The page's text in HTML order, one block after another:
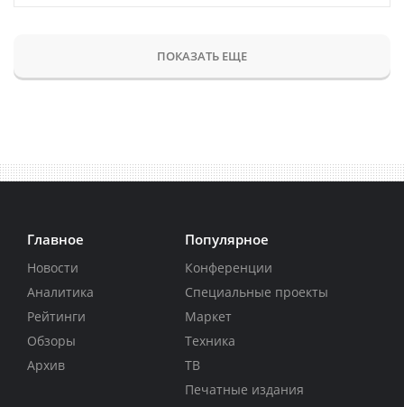
ПОКАЗАТЬ ЕЩЕ
Главное
Новости
Аналитика
Рейтинги
Обзоры
Архив
Популярное
Конференции
Специальные проекты
Маркет
Техника
ТВ
Печатные издания